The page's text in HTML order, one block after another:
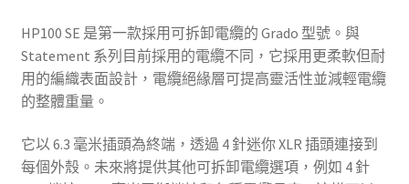
HP100 SE 是第一款採用可拆卸電纜的 Grado 型號。與
Statement 系列目前採用的電纜不同，它採用更柔軟但耐
用的編織表面設計，電纜絕緣層可提高靈活性並減輕電纜
的整體重量。
它以 6.3 毫米插頭為終端，透過 4 針迷你 XLR 插頭連接到
每個外殼。未來將提供其他可拆卸電纜選項，例如 4 針